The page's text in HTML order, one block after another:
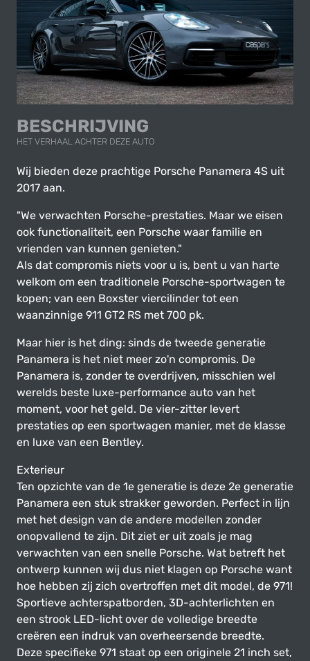
BESCHRIJVING
HET VERHAAL ACHTER DEZE AUTO
Wij bieden deze prachtige Porsche Panamera 4S uit
2017 aan.
"We verwachten Porsche-prestaties. Maar we eisen
ook functionaliteit, een Porsche waar familie en
vrienden van kunnen genieten."
Als dat compromis niets voor u is, bent u van harte
welkom om een traditionele Porsche-sportwagen te
kopen; van een Boxster viercilinder tot een
waanzinnige 911 GT2 RS met 700 pk.
Maar hier is het ding: sinds de tweede generatie
Panamera is het niet meer zo'n compromis. De
Panamera is, zonder te overdrijven, misschien wel
werelds beste luxe-performance auto van het
moment, voor het geld. De vier-zitter levert
prestaties op een sportwagen manier, met de klasse
en luxe van een Bentley.
Exterieur
Ten opzichte van de 1e generatie is deze 2e generatie
Panamera een stuk strakker geworden. Perfect in lijn
met het design van de andere modellen zonder
onopvallend te zijn. Dit ziet er uit zoals je mag
verwachten van een snelle Porsche. Wat betreft het
ontwerp kunnen wij dus niet klagen op Porsche want
hoe hebben zij zich overtroffen met dit model, de 971!
Sportieve achterspatborden, 3D-achterlichten en
een strook LED-licht over de volledige breedte
creëren een indruk van overheersende breedte.
Deze specifieke 971 staat op een originele 21 inch set,